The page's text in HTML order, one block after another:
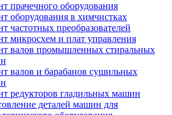
прачечного оборудования
оборудования в химчистках
частотных преобразователей
микросхем и плат управления
валов промышленных стиральных
валов и барабанов сушильных
редукторов гладильных машин
деталей машин для